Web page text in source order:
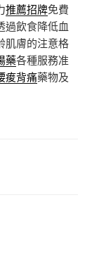
推薦招牌免費
過飲食降低血
肌膚的注意格
藥各種服務准
痠背痛藥物及